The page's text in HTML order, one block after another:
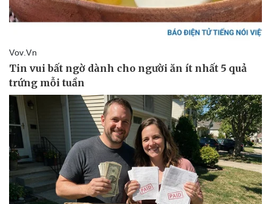
Vụ án
Tin nóng
Vũ khí
Việt Nam
Phân tích